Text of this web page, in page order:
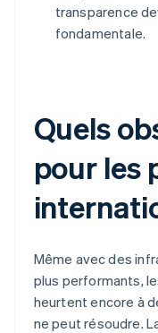
transparence
fondamentale.
Quels
pour les
Même avec des
plus performants,
heurtent encore à
ne peut résoudre.